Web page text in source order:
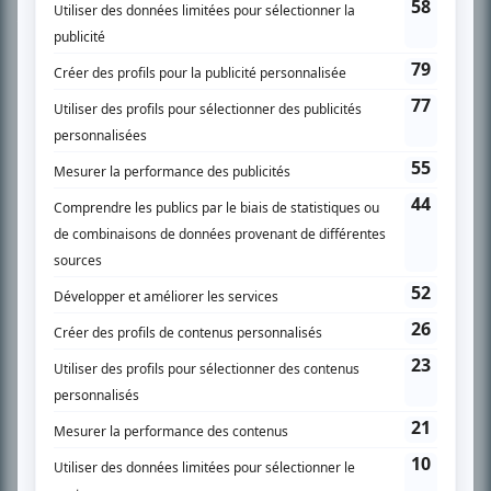
télévision» a d’abord oeuvré au magazine TV Hebdo de 1996 à 2001. Sa
spécialité: la télé québécoise. On peut l’entendre régulièrement commenter
l’actualité télévisuelle au 98,5.